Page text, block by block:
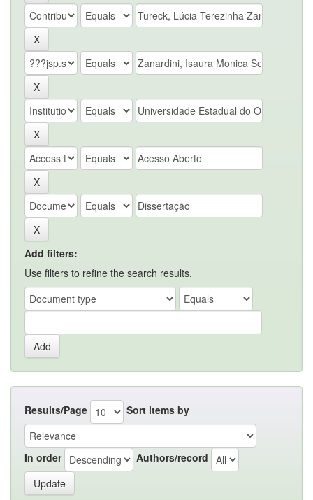
Add filters:
Use filters to refine the search results.
Results/Page Sort items by
In order Authors/record